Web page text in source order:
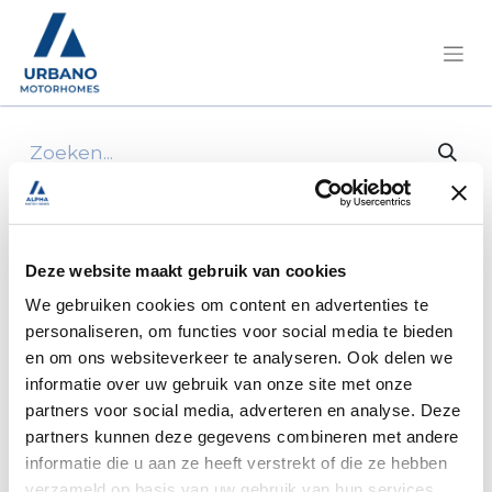
Deze website maakt gebruik van cookies
We gebruiken cookies om content en advertenties te
personaliseren, om functies voor social media te bieden
en om ons websiteverkeer te analyseren. Ook delen we
informatie over uw gebruik van onze site met onze
partners voor social media, adverteren en analyse. Deze
partners kunnen deze gegevens combineren met andere
informatie die u aan ze heeft verstrekt of die ze hebben
Alle producten
Elnagh/Elnagh T-Loft 529 Fiat 140Pk